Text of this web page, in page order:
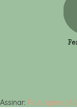
Assinar: Postagens